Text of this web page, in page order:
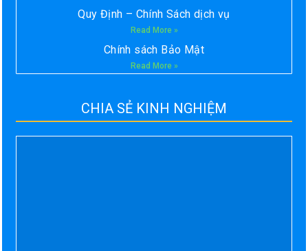
Quy Định – Chính Sách dịch vụ
Read More »
Chính sách Bảo Mật
Read More »
CHIA SẺ KINH NGHIỆM